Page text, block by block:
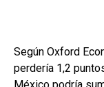
Según Oxford
perdería 1,2